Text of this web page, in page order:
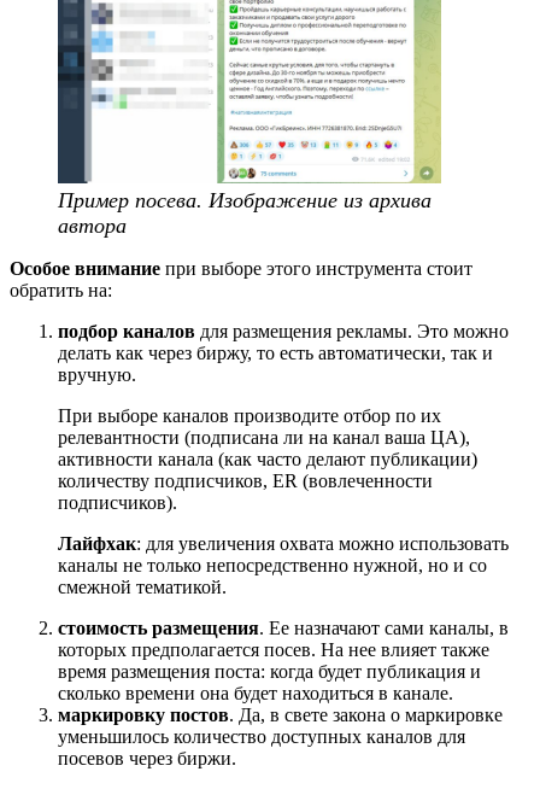
Пример посева. Изображение из архива
автора
Особое внимание при выборе этого инструмента стоит
обратить на:
подбор каналов для размещения рекламы. Это можно
делать как через биржу, то есть автоматически, так и
вручную.
При выборе каналов производите отбор по их
релевантности (подписана ли на канал ваша ЦА),
активности канала (как часто делают публикации)
количеству подписчиков, ER (вовлеченности
подписчиков).
Лайфхак: для увеличения охвата можно использовать
каналы не только непосредственно нужной, но и со
смежной тематикой.
стоимость размещения. Ее назначают сами каналы, в
которых предполагается посев. На нее влияет также
время размещения поста: когда будет публикация и
сколько времени она будет находиться в канале.
маркировку постов. Да, в свете закона о маркировке
уменьшилось количество доступных каналов для
посевов через биржи.